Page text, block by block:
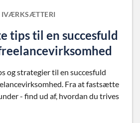
IVÆRKSÆTTERI
tips til en succesfuld
og strategier til en succesfuld
Fra at fastsætte
- find ud af, hvordan du trives